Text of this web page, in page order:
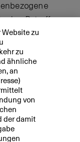
den Betroffenen
Feld hier ein.
zu
zu
ähnliche
an
von
der damit